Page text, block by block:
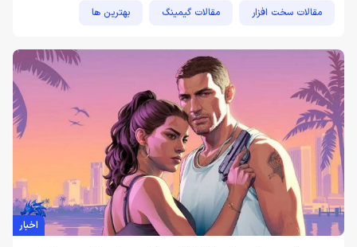
مقالات سخت افزار مقالات گیمینگ بهترین ها
مطالب آموزشی مطالب آموزشی کامپیوتر
مطالب آموزشی ایکس باکس
اخبار